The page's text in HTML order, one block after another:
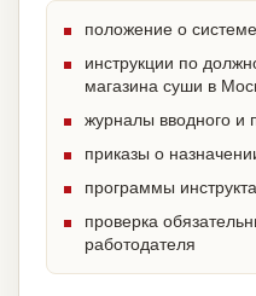
положение о
инструкции по
магазина суши в
журналы вводного и
приказы о
программы
проверка
работодателя